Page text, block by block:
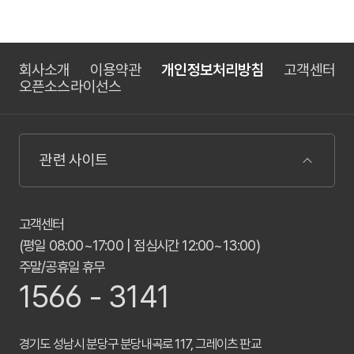
회사소개 이용약관 개인정보처리방침
고객센터
오픈소스라이선스
관련 사이트
고객센터
(평일 08:00~17:00 | 점심시간 12:00~13:00)
주말/공휴일 휴무
1566 - 3141
경기도 성남시 분당구 분당내곡로 117, 그레이츠 판교